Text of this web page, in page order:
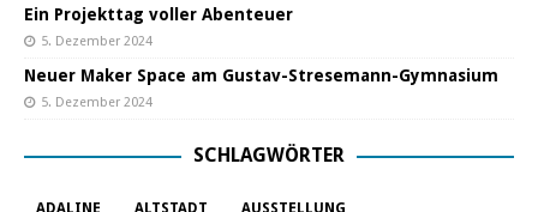
Ein Projekttag voller Abenteuer
5. Dezember 2024
Neuer Maker Space am Gustav-Stresemann-Gymnasium
5. Dezember 2024
SCHLAGWÖRTER
ADALINE ALTSTADT AUSSTELLUNG